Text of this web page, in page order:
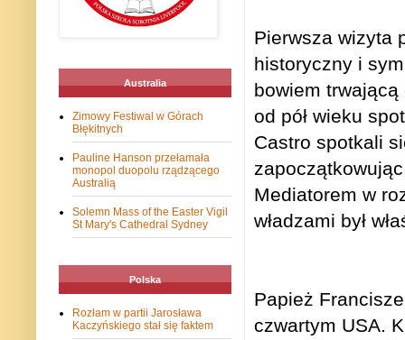
Pierwsza wizyta
historyczny i
bowiem
od pół wieku
Castro spotkali
Mediatorem w
władzami był
Papież
czwartym USA.
Australia
Zimowy Festiwal w Górach
Błękitnych
Pauline Hanson przełamała
monopol duopolu rządzącego
Australią
Solemn Mass of the Easter Vigil
St Mary's Cathedral Sydney
Polska
Rozłam w partii Jarosława
Kaczyńskiego stał się faktem